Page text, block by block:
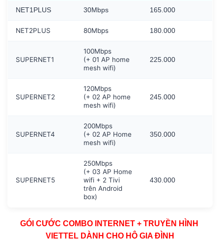
NET1PLUS 30Mbps 165.000
NET2PLUS 80Mbps 180.000
SUPERNET1
100Mbps
(+ 01 AP home
mesh wifi)
225.000
SUPERNET2
120Mbps
(+ 02 AP home
mesh wifi)
245.000
SUPERNET4
200Mbps
(+ 02 AP Home
mesh wifi)
350.000
SUPERNET5
250Mbps
(+ 03 AP Home
wifi + 2 Tivi
trên Android
box)
430.000
GÓI CƯỚC COMBO INTERNET + TRUYỀN HÌNH
VIETTEL DÀNH CHO HỘ GIA ĐÌNH